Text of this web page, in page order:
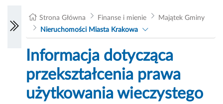
Strona Główna Finanse i mienie
Majątek Gminy
Nieruchomości Miasta Krakowa
Informacja dotycząca
przekształcenia prawa
użytkowania wieczystego